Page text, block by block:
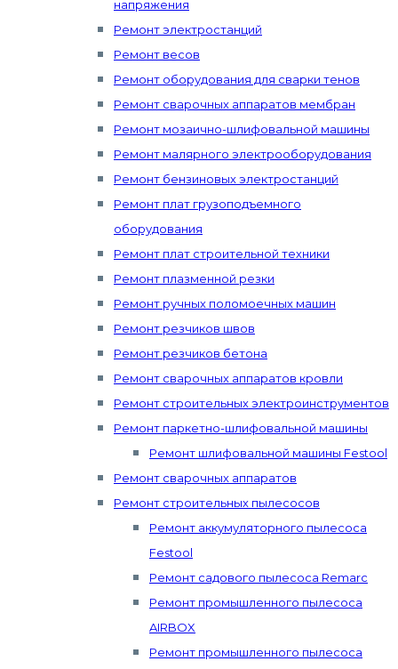
напряжения
Ремонт электростанций
Ремонт весов
Ремонт оборудования для сварки тенов
Ремонт сварочных аппаратов мембран
Ремонт мозаично-шлифовальной машины
Ремонт малярного электрооборудования
Ремонт бензиновых электростанций
Ремонт плат грузоподъемного
оборудования
Ремонт плат строительной техники
Ремонт плазменной резки
Ремонт ручных поломоечных машин
Ремонт резчиков швов
Ремонт резчиков бетона
Ремонт сварочных аппаратов кровли
Ремонт строительных электроинструментов
Ремонт паркетно-шлифовальной машины
Ремонт шлифовальной машины Festool
Ремонт сварочных аппаратов
Ремонт строительных пылесосов
Ремонт аккумуляторного пылесоса
Festool
Ремонт садового пылесоса Remarc
Ремонт промышленного пылесоса
AIRBOX
Ремонт промышленного пылесоса